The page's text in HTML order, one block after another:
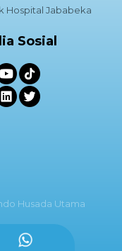
Hospital Jababeka
Sosial
Husada Utama